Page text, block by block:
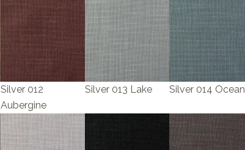
Silver 012
Aubergine
Silver 013 Lake Silver 014 Ocean